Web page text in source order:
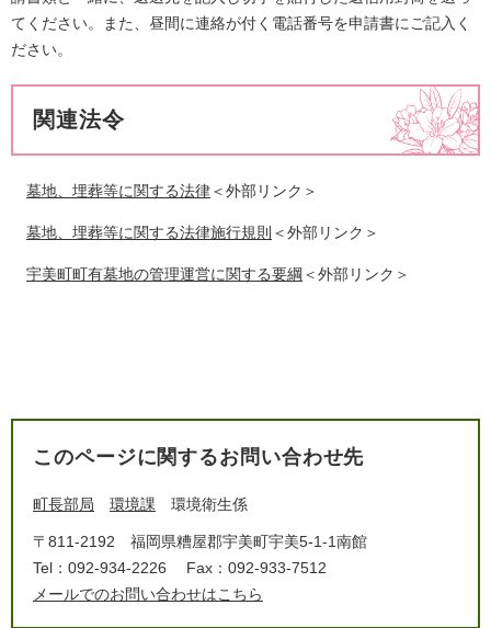
てください。また、昼間に連絡が付く電話番号を申請書にご記入く
ださい。
関連法令
墓地、埋葬等に関する法律＜外部リンク＞
墓地、埋葬等に関する法律施行規則 ＜外部リンク＞
宇美町町有墓地の管理運営に関する要綱 ＜外部リンク＞
このページに関するお問い合わせ先
町長部局 環境課 環境衛生係
〒811-2192
福岡県糟屋郡宇美町宇美5-1-1南館
Tel：092-934-2226
Fax：092-933-7512
メールでのお問い合わせはこちら